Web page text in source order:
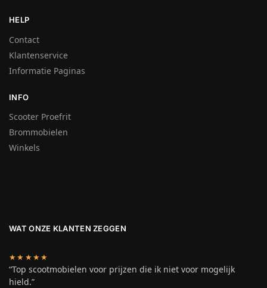
HELP
Contact
Klantenservice
Informatie Paginas
INFO
Scooter Proefrit
Brommobielen
Winkels
WAT ONZE KLANTEN ZEGGEN
★★★★★
“Top scootmobielen voor prijzen die ik niet voor mogelijk
hield.”